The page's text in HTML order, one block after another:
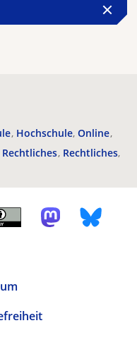
Hochschule Online
Rechtliches Rechtliches